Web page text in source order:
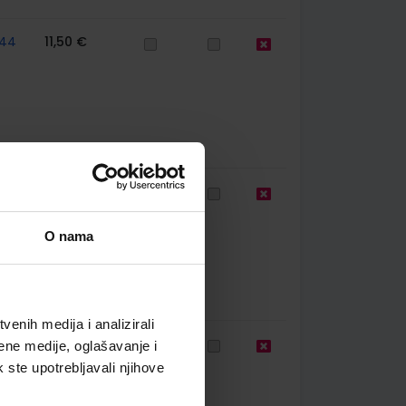
O nama
medija i analizirali
medije, oglašavanje i
ste upotrebljavali njihove
11,50 €
11,00 €